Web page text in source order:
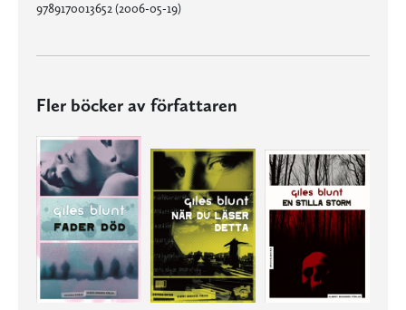
9789170013652 (2006-05-19)
Fler böcker av författaren